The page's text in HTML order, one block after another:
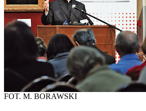
FOT. M. BORAWSKI